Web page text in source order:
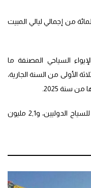
يمثل إقليم الحوز 3 في المائة من إجمالي ليالي المبيت
السياحي المصنفة ما
الأولى من السنة الجارية،
ويتوزع هذا الحجم بين 7,8 ملايين ليلة مبيت للسياح الدوليين، و2,1 مليون